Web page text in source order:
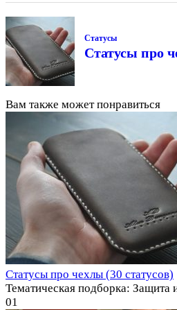
Статусы
Статусы про
Вам также может понравиться
Статусы про чехлы (30 статусов)
Тематическая подборка: Защита
01